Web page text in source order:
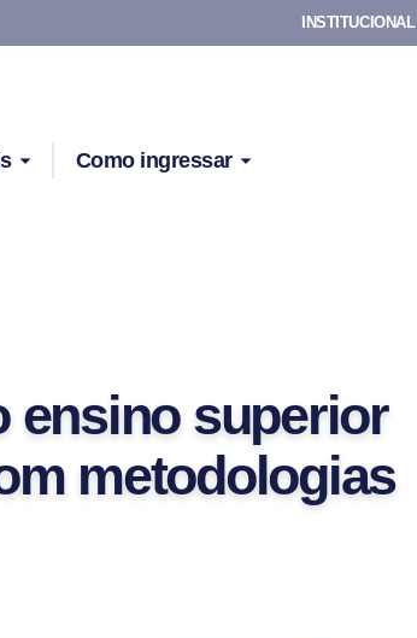
INSTITUCIONAL
Como ingressar
ensino superior
metodologias